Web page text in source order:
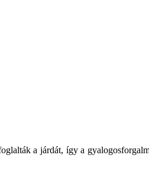
a járdát, így a